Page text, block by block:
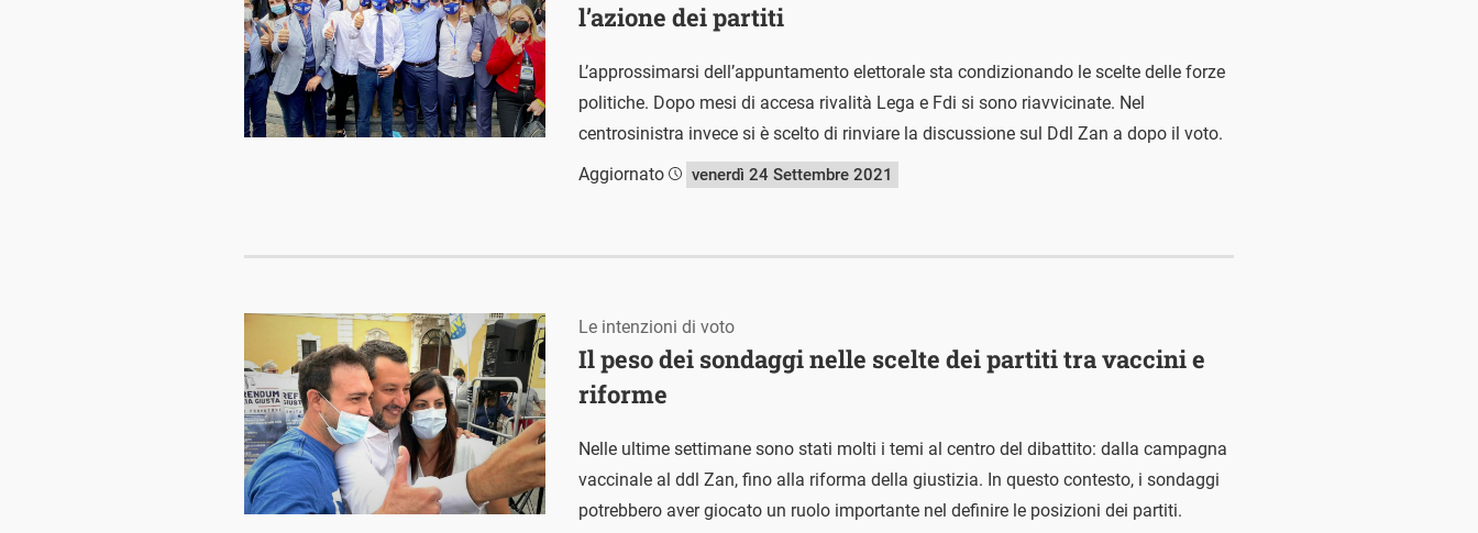
l’azione dei partiti
L’approssimarsi dell’appuntamento elettorale sta condizionando le scelte delle forze
politiche. Dopo mesi di accesa rivalità Lega e Fdi si sono riavvicinate. Nel
centrosinistra invece si è scelto di rinviare la discussione sul Ddl Zan a dopo il voto.
Aggiornato
venerdì 24 Settembre 2021
Il peso dei sondaggi nelle scelte dei partiti tra vaccini e
riforme
Le intenzioni di voto
Nelle ultime settimane sono stati molti i temi al centro del dibattito: dalla campagna
vaccinale al ddl Zan, fino alla riforma della giustizia. In questo contesto, i sondaggi
potrebbero aver giocato un ruolo importante nel definire le posizioni dei partiti.